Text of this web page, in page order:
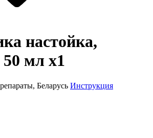
настойка,
50 мл x1
Беларусь Инструкция